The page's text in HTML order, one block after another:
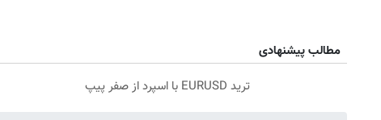
مطالب پیشنهادی
ترید EURUSD با اسپرد از صفر پیپ